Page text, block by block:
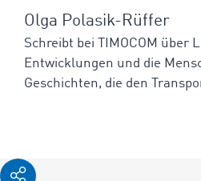
Olga Polasik-Rüffer
Schreibt bei TIMOCOM über
Entwicklungen und die
Geschichten, die den